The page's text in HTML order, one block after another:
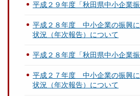
平成２９年度「秋田県中小企業
平成２８年度 中小企業の振興
状況（年次報告）について
平成２８年度「秋田県中小企業
平成２７年度 中小企業の振興
状況（年次報告）について